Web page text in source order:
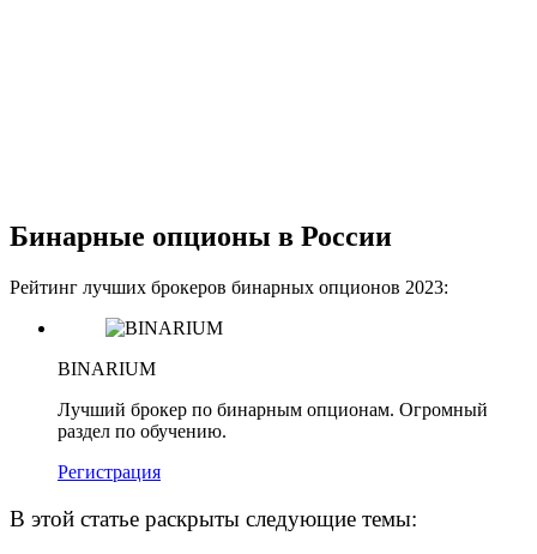
Бинарные опционы в России
Рейтинг лучших брокеров бинарных опционов 2023:
BINARIUM
Лучший брокер по бинарным опционам. Огромный
раздел по обучению.
Регистрация
В этой статье раскрыты следующие темы: